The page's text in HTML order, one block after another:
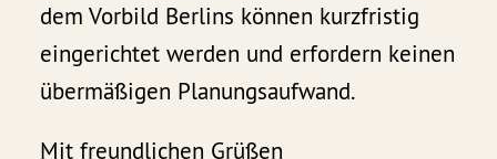
dem Vorbild Berlins können kurzfristig
eingerichtet werden und erfordern keinen
übermäßigen Planungsaufwand.
Mit freundlichen Grüßen